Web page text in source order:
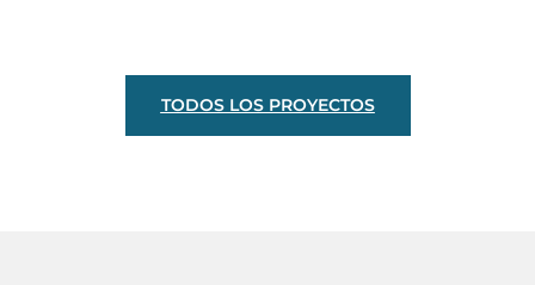
TODOS LOS PROYECTOS